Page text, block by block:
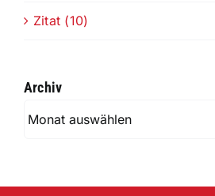
Zitat (10)
Archiv